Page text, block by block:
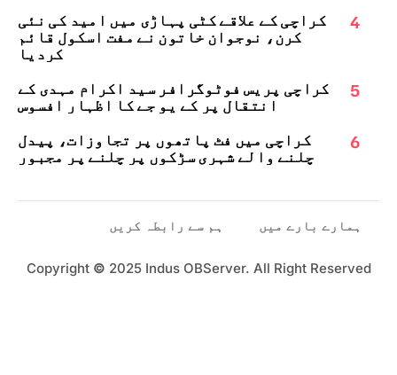
4
کراچی کے علاقے کٹی پہاڑی میں امید کی نئی
کرن، نوجوان خاتون نے مفت اسکول قائم
کردیا
5
کراچی پریس فوٹوگرافر سید اکرام مہدی کے
انتقال پر کے یو جے کا اظہارِ افسوس
6
کراچی میں فٹ پاتھوں پر تجاوزات، پیدل
چلنے والے شہری سڑکوں پر چلنے پر مجبور
ہمارے بارے میں ہم سے رابطہ کریں
Copyright © 2025 Indus OBServer. All Right Reserved